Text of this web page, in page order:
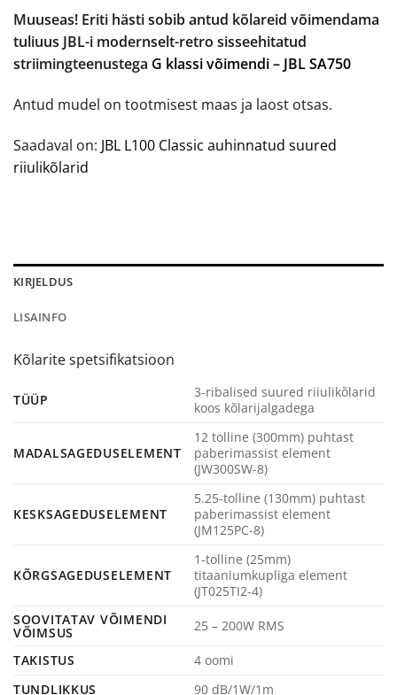
Muuseas! Eriti hästi sobib antud kõlareid võimendama
tuliuus JBL-i modernselt-retro sisseehitatud
striimingteenustega G klassi võimendi – JBL SA750
Antud mudel on tootmisest maas ja laost otsas.
Saadaval on: JBL L100 Classic auhinnatud suured
riiulikõlarid
KIRJELDUS
LISAINFO
Kõlarite spetsifikatsioon
TÜÜP
3-ribalised suured riiulikõlarid
koos kõlarijalgadega
MADALSAGEDUSELEMENT
12 tolline (300mm) puhtast
paberimassist element
(JW300SW-8)
KESKSAGEDUSELEMENT
5.25-tolline (130mm) puhtast
paberimassist element
(JM125PC-8)
KÕRGSAGEDUSELEMENT
1-tolline (25mm)
titaaniumkupliga element
(JT025TI2-4)
SOOVITATAV VÕIMENDI
VÕIMSUS 25 – 200W RMS
TAKISTUS
4 oomi
TUNDLIKKUS
90 dB/1W/1m